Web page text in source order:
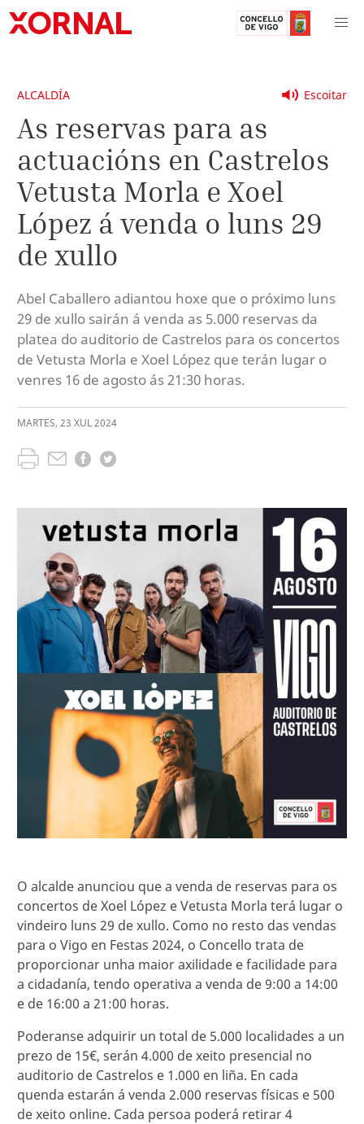
Escoitar
ALCALDÍA
As reservas para as
actuacións en Castrelos
Vetusta Morla e Xoel
López á venda o luns 29
de xullo
Abel Caballero adiantou hoxe que o próximo luns
29 de xullo sairán á venda as 5.000 reservas da
platea do auditorio de Castrelos para os concertos
de Vetusta Morla e Xoel López que terán lugar o
venres 16 de agosto ás 21:30 horas.
MARTES, 23 XUL2024
O alcalde anunciou que a venda de reservas para os
concertos de Xoel López e Vetusta Morla terá lugar o
vindeiro luns 29 de xullo. Como no resto das vendas
para o Vigo en Festas 2024, o Concello trata de
proporcionar unha maior axilidade e facilidade para
a cidadanía, tendo operativa a venda de 9:00 a 14:00
e de 16:00 a 21:00 horas.
Poderanse adquirir un total de 5.000 localidades a un
prezo de 15€, serán 4.000 de xeito presencial no
auditorio de Castrelos e 1.000 en liña. En cada
quenda estarán á venda 2.000 reservas físicas e 500
de xeito online. Cada persoa poderá retirar 4